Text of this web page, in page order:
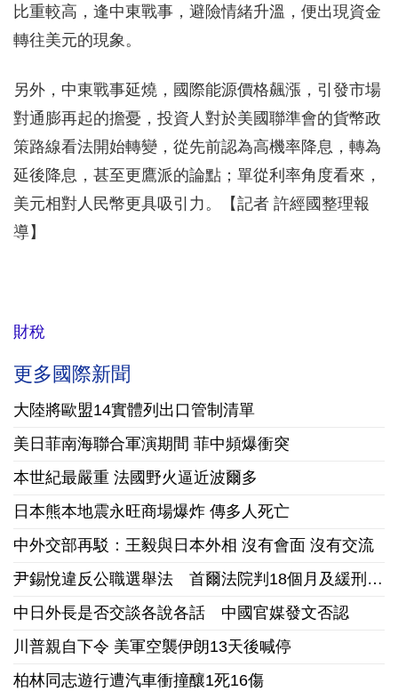
比重較高，逢中東戰事，避險情緒升溫，便出現資金
轉往美元的現象。
另外，中東戰事延燒，國際能源價格飆漲，引發市場
對通膨再起的擔憂，投資人對於美國聯準會的貨幣政
策路線看法開始轉變，從先前認為高機率降息，轉為
延後降息，甚至更鷹派的論點；單從利率角度看來，
美元相對人民幣更具吸引力。【記者 許經國整理報
導】
財稅
更多國際新聞
大陸將歐盟14實體列出口管制清單
美日菲南海聯合軍演期間 菲中頻爆衝突
本世紀最嚴重 法國野火逼近波爾多
日本熊本地震永旺商場爆炸 傳多人死亡
中外交部再駁：王毅與日本外相 沒有會面 沒有交流
尹錫悅違反公職選舉法 首爾法院判18個月及緩刑3年.
中日外長是否交談各說各話 中國官媒發文否認
川普親自下令 美軍空襲伊朗13天後喊停
柏林同志遊行遭汽車衝撞釀1死16傷